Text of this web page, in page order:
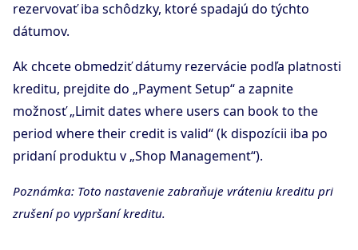
rezervovať iba schôdzky, ktoré spadajú do týchto
dátumov.
Ak chcete obmedziť dátumy rezervácie podľa platnosti
kreditu, prejdite do „Payment Setup“ a zapnite
možnosť „Limit dates where users can book to the
period where their credit is valid“ (k dispozícii iba po
pridaní produktu v „Shop Management“).
Poznámka: Toto nastavenie zabraňuje vráteniu kreditu pri
zrušení po vypršaní kreditu.